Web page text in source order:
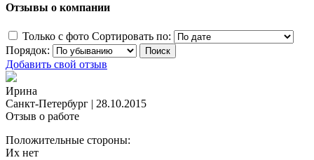
Отзывы о компании
Только с фото Сортировать по:
Порядок:
Добавить свой отзыв
Ирина
Санкт-Петербург | 28.10.2015
Отзыв о работе
Положительные стороны:
Их нет